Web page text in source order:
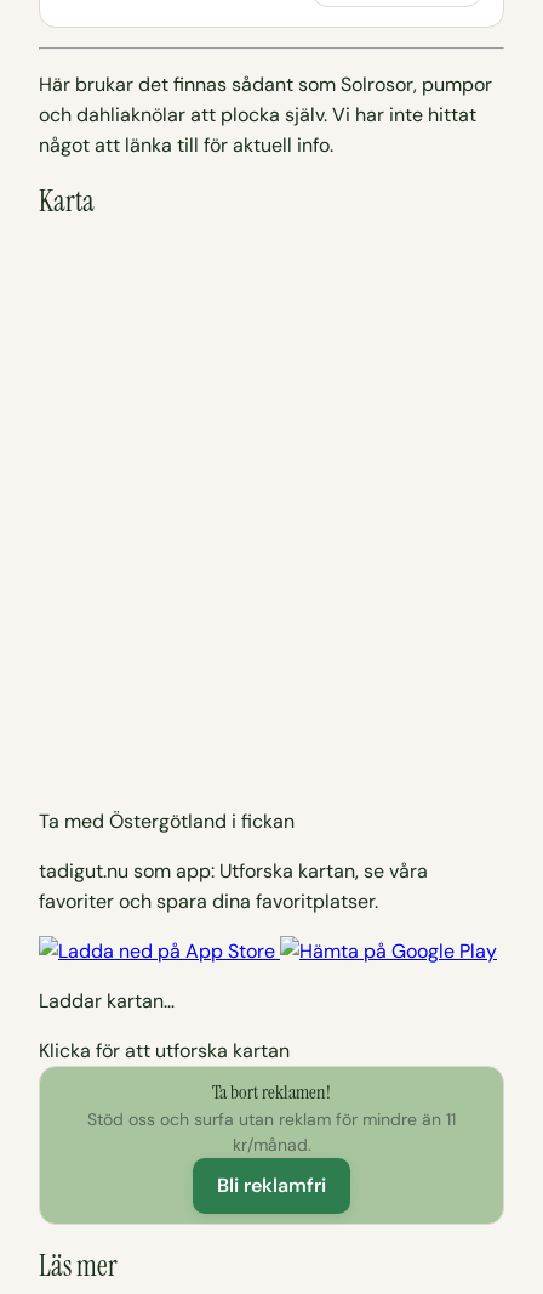
Här brukar det finnas sådant som Solrosor, pumpor
och dahliaknölar att plocka själv. Vi har inte hittat
något att länka till för aktuell info.
Karta
Ta med Östergötland i fickan
tadigut.nu som app: Utforska kartan, se våra
favoriter och spara dina favoritplatser.
Laddar kartan…
Klicka för att utforska kartan
Ta bort reklamen!
Stöd oss och surfa utan reklam för mindre än 11
kr/månad.
Bli reklamfri
Läs mer